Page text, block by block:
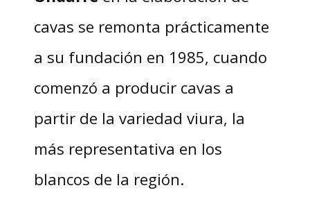
cavas se remonta prácticamente
a su fundación en 1985, cuando
comenzó a producir cavas a
partir de la variedad viura, la
más representativa en los
blancos de la región.